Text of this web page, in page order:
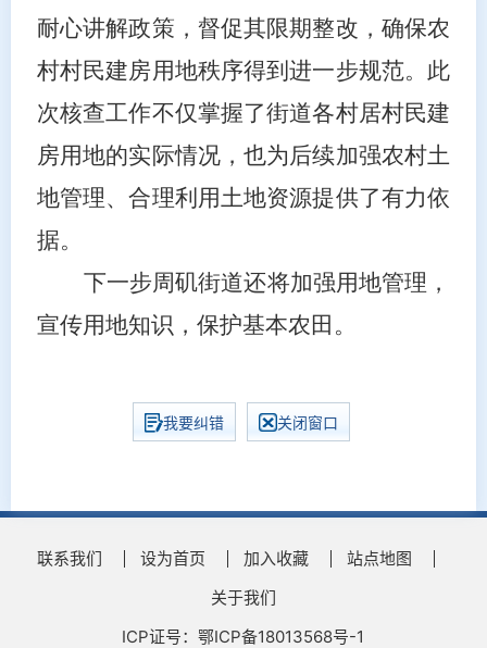
耐心讲解政策，督促其限期整改，确保农
村村民建房用地秩序得到进一步规范。此
次核查工作不仅掌握了街道各村居村民建
房用地的实际情况，也为后续加强农村土
地管理、合理利用土地资源提供了有力依
据。
下一步周矶街道还将加强用地管理，
宣传用地知识，保护基本农田。
我要纠错 关闭窗口
联系我们 设为首页 加入收藏
站点地图
关于我们
ICP证号：鄂ICP备18013568号-1